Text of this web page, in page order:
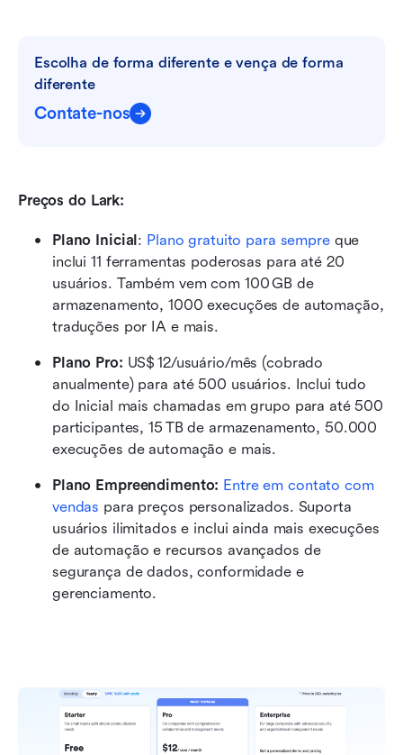
Escolha de forma diferente e vença de forma
diferente
Contate-nos
Preços do Lark:
Plano Inicial: Plano gratuito para sempre que
inclui 11 ferramentas poderosas para até 20
usuários. Também vem com 100 GB de
armazenamento, 1000 execuções de automação,
traduções por IA e mais.
Plano Pro: US$ 12/usuário/mês (cobrado
anualmente) para até 500 usuários. Inclui tudo
do Inicial mais chamadas em grupo para até 500
participantes, 15 TB de armazenamento, 50.000
execuções de automação e mais.
Plano Empreendimento: Entre em contato com
vendas para preços personalizados. Suporta
usuários ilimitados e inclui ainda mais execuções
de automação e recursos avançados de
segurança de dados, conformidade e
gerenciamento.